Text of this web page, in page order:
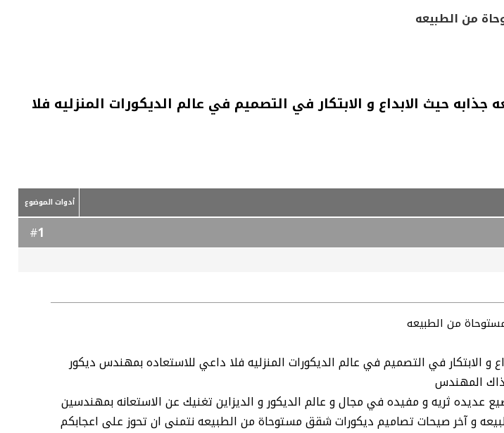
من الطبيعه
حيث الابداع و الابتكار في التصميم في عالم الديكورات المنزليه فلا
أدوات الموضوع
1
من الطبيعه
في التصميم في عالم الديكورات المنزليه فلا داعي للاستعاده بمهندس ديكور
المهندس
ثريه و مفيده في مجال و عالم الديكور و الديزاين تغنيك عن الاستعانه بمهندسين
و آخر صيحات تصاميم ديكورات شقق مستوحاة من الطبيعه نتمنى ان تحوز على اعجابكم